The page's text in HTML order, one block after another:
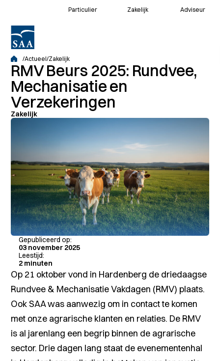
Particulier Zakelijk Adviseur
Voor klanten
Voor adviseurs
/Actueel/Zakelijk
RMV Beurs 2025: Rundvee,
Mechanisatie en
Verzekeringen
Zakelijk
Gepubliceerd op:
03 november 2025
Leestijd:
2 minuten
Op 21 oktober vond in Hardenberg de driedaagse
Rundvee & Mechanisatie Vakdagen (RMV) plaats.
Ook SAA was aanwezig om in contact te komen
met onze agrarische klanten en relaties. De RMV
is al jarenlang een begrip binnen de agrarische
sector. Drie dagen lang staat de evenementenhal